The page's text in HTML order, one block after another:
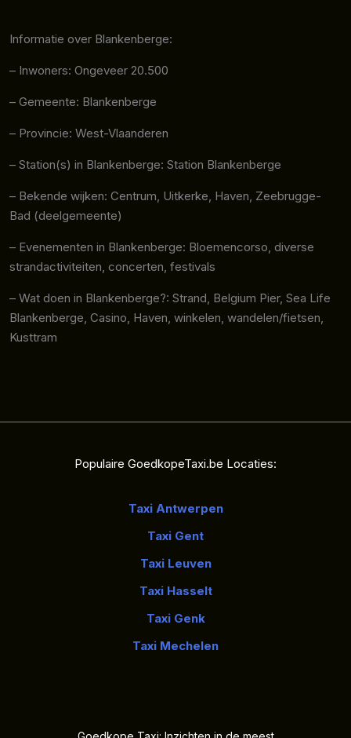
Informatie over Blankenberge:
– Inwoners: Ongeveer 20.500
– Gemeente: Blankenberge
– Provincie: West-Vlaanderen
– Station(s) in Blankenberge: Station Blankenberge
– Bekende wijken: Centrum, Uitkerke, Haven, Zeebrugge-
Bad (deelgemeente)
– Evenementen in Blankenberge: Bloemencorso, diverse
strandactiviteiten, concerten, festivals
– Wat doen in Blankenberge?: Strand, Belgium Pier, Sea Life
Blankenberge, Casino, Haven, winkelen, wandelen/fietsen,
Kusttram
Populaire GoedkopeTaxi.be Locaties:
Taxi Antwerpen
Taxi Gent
Taxi Leuven
Taxi Hasselt
Taxi Genk
Taxi Mechelen